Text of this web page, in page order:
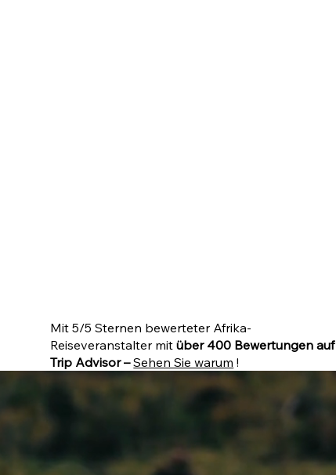
Mit 5/5 Sternen bewerteter Afrika-
Reiseveranstalter mitüber 400 Bewertungen auf
Trip Advisor – Sehen Sie warum !